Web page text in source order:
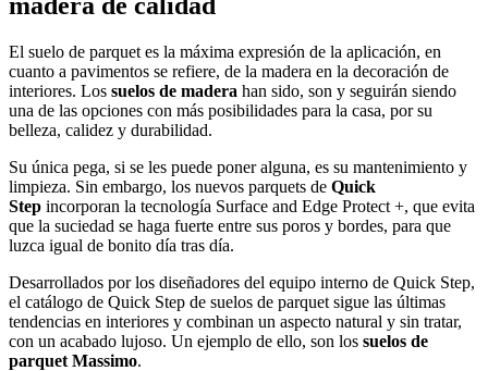
El suelo de parquet es la máxima expresión de la aplicación, en
cuanto a pavimentos se refiere, de la madera en la decoración de
interiores. Los suelos de madera han sido, son y seguirán siendo
una de las opciones con más posibilidades para la casa, por su
belleza, calidez y durabilidad.
Su única pega, si se les puede poner alguna, es su mantenimiento y
limpieza. Sin embargo, los nuevos parquets de Quick
Step incorporan la tecnología Surface and Edge Protect +, que evita
que la suciedad se haga fuerte entre sus poros y bordes, para que
luzca igual de bonito día tras día.
Desarrollados por los diseñadores del equipo interno de Quick Step,
el catálogo de Quick Step de suelos de parquet sigue las últimas
tendencias en interiores y combinan un aspecto natural y sin tratar,
con un acabado lujoso. Un ejemplo de ello, son los suelos de
parquet Massimo.